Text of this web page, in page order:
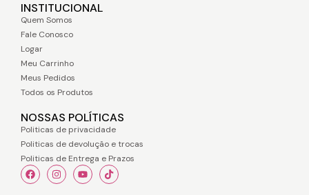
INSTITUCIONAL
Quem Somos
Fale Conosco
Logar
Meu Carrinho
Meus Pedidos
Todos os Produtos
NOSSAS POLÍTICAS
Politicas de privacidade
Politicas de devolução e trocas
Politicas de Entrega e Prazos